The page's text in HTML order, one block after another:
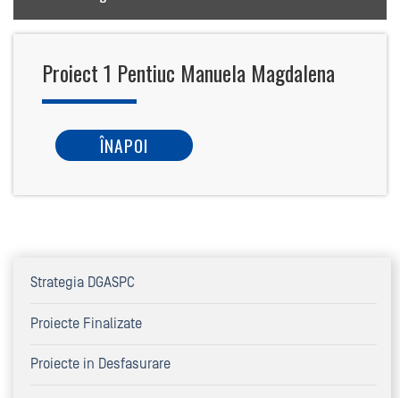
Proiect 1 Pentiuc Manuela Magdalena
ÎNAPOI
Strategia DGASPC
Proiecte Finalizate
Proiecte in Desfasurare